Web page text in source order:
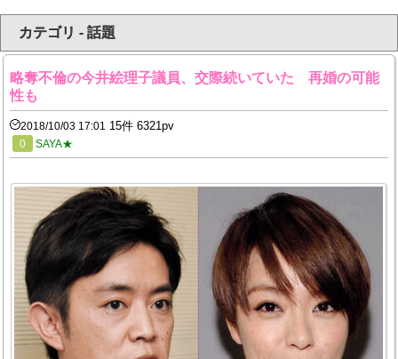
カテゴリ - 話題
略奪不倫の今井絵理子議員、交際続いていた 再婚の可能
性も
2018/10/03 17:01 15件 6321pv
0 SAYA★